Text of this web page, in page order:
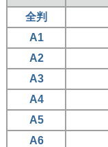
全判
A1
A2
A3
A4
A5
A6